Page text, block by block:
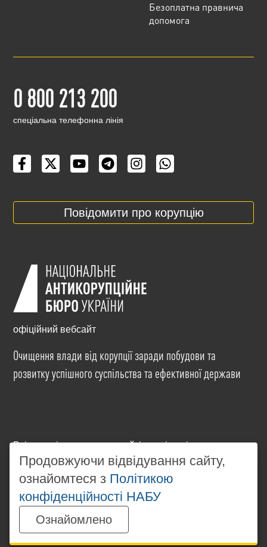
Безоплатна правнича
допомога
0 800 213 200
cпеціальна телефонна лінія
Повідомити про корупцію
офіційний вебсайт
Очищення влади від корупції заради побудови та
розвитку успішного суспільства та ефективної держави
Всі матеріали на цьому сайті розміщені на умовах
ліцензіїCreative Commons Attribution-NonCommercial-
NoDerivatives 4.0 International. Використання будь-
яких матеріалів, розміщених на сайті, дозволяється
за умови посилання наwww.nabu.gov.ua
незалежності від повного або часткового
використання матеріалів.
Продовжуючи відвідування сайту,
ознайомтеся з Політикою
конфіденційності НАБУ
Ознайомлено